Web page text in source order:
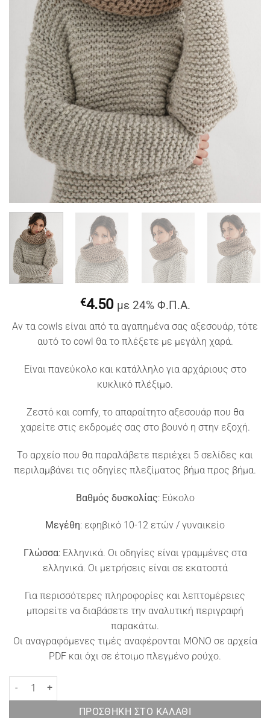
€4.50 με 24% Φ.Π.Α.
Αν τα cowls είναι από τα αγαπημένα σας αξεσουάρ, τότε
αυτό το cowl θα το πλέξετε με μεγάλη χαρά.
Είναι πανεύκολο και κατάλληλο για αρχάριους στο
κυκλικό πλέξιμο.
Ζεστό και comfy, το απαραίτητο αξεσουάρ που θα
χαρείτε στις εκδρομές σας στο βουνό η στην εξοχή.
To αρχείο που θα παραλάβετε περιέχει 5 σελίδες και
περιλαμβάνει τις οδηγίες πλεξίματος βήμα προς βήμα.
Βαθμός δυσκολίας: Εύκολο
Μεγέθη: εφηβικό 10-12 ετών / γυναικείο
Γλώσσα: Ελληνικά. Οι οδηγίες είναι γραμμένες στα
ελληνικά. Οι μετρήσεις είναι σε εκατοστά
Για περισσότερες πληροφορίες και λεπτομέρειες
μπορείτε να διαβάσετε την αναλυτική περιγραφή
παρακάτω.
Οι αναγραφόμενες τιμές αναφέρονται ΜΟΝΟ σε αρχεία
PDF και όχι σε έτοιμο πλεγμένο ρούχο.
Super chunky πλεκτός λαιμός Norway ποσότητα
ΠΡΟΣΘΉΚΗ ΣΤΟ ΚΑΛΆΘΙ